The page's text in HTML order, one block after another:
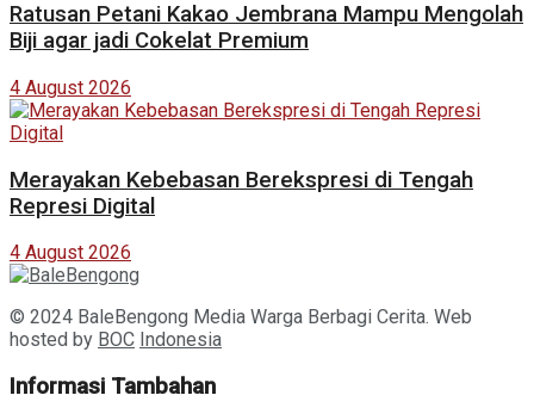
Ratusan Petani Kakao Jembrana Mampu Mengolah
Biji agar jadi Cokelat Premium
4 August 2026
Merayakan Kebebasan Berekspresi di Tengah
Represi Digital
4 August 2026
© 2024 BaleBengong Media Warga Berbagi Cerita. Web
hosted by BOC Indonesia
Informasi Tambahan